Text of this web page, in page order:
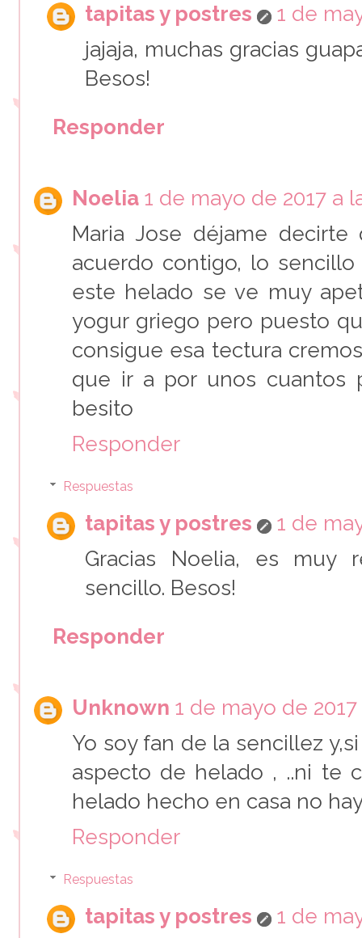
tapitas y postres
1 de
jajaja, muchas gracias
Besos!
Responder
Noelia 1 de mayo de 2017 a
Maria Jose déjame
acuerdo contigo, lo
este helado se ve muy
yogur griego pero puesto
consigue esa tectura
que ir a por unos cuantos
besito
Responder
Respuestas
tapitas y postres
1 de
Gracias Noelia, es muy
sencillo. Besos!
Responder
Unknown 1 de mayo de 2017
Yo soy fan de la sencillez
aspecto de helado , ..ni te
helado hecho en casa no
Responder
Respuestas
tapitas y postres
1 de